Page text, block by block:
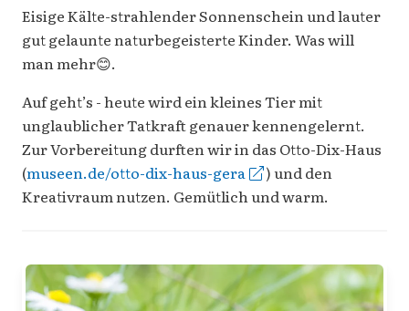
Eisige Kälte-strahlender Sonnenschein und lauter
gut gelaunte naturbegeisterte Kinder. Was will
man mehr😊.
Auf geht’s - heute wird ein kleines Tier mit
unglaublicher Tatkraft genauer kennengelernt.
Zur Vorbereitung durften wir in das Otto-Dix-Haus
(museen.de/otto-dix-haus-gera
) und den
Kreativraum nutzen. Gemütlich und warm.